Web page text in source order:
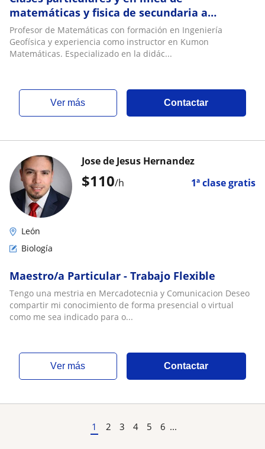
matemáticas y fisica de secundaria a
bachillerato
Profesor de Matemáticas con formación en Ingeniería
Geofísica y experiencia como instructor en Kumon
Matemáticas. Especializado en la didác...
ver más Contactar
$110/h 1ª clase gratis
Jose de Jesus Hernandez
León
Biología
Maestro/a Particular - Trabajo Flexible
Tengo una mestria en Mercadotecnia y Comunicacion Deseo
compartir mi conocimiento de forma presencial o virtual
como me sea indicado para o...
ver más Contactar
1 2 3 4 5 6 ...